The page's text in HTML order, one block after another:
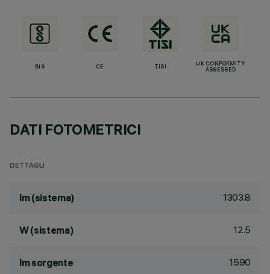
BIS CE TISI
UK CONFORMITY
ASSESSED
DATI FOTOMETRICI
DETTAGLI
lm (sistema) 1303.8
W (sistema) 12.5
lm sorgente 1590